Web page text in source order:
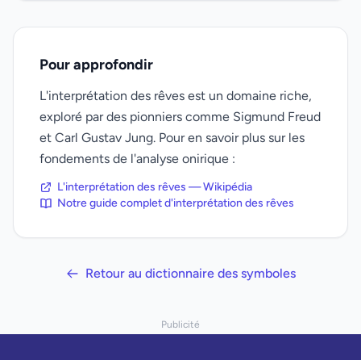
Pour approfondir
L'interprétation des rêves est un domaine riche,
exploré par des pionniers comme Sigmund Freud
et Carl Gustav Jung. Pour en savoir plus sur les
fondements de l'analyse onirique :
L'interprétation des rêves — Wikipédia
Notre guide complet d'interprétation des rêves
Retour au dictionnaire des symboles
Publicité